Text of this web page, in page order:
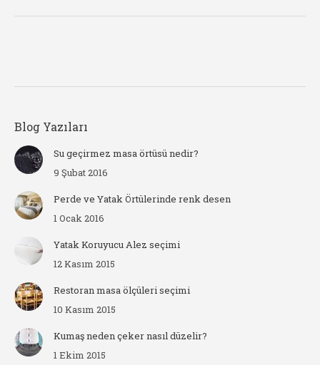
Blog Yazıları
Su geçirmez masa örtüsü nedir?
9 Şubat 2016
Perde ve Yatak Örtülerinde renk desen
1 Ocak 2016
Yatak Koruyucu Alez seçimi
12 Kasım 2015
Restoran masa ölçüleri seçimi
10 Kasım 2015
Kumaş neden çeker nasıl düzelir?
1 Ekim 2015